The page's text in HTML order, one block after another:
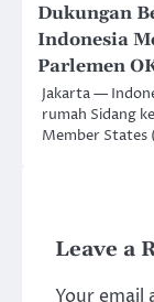
Dukungan
Indonesia
Parlemen
Jakarta —
rumah Sidang
Member States
Leave a
Your email